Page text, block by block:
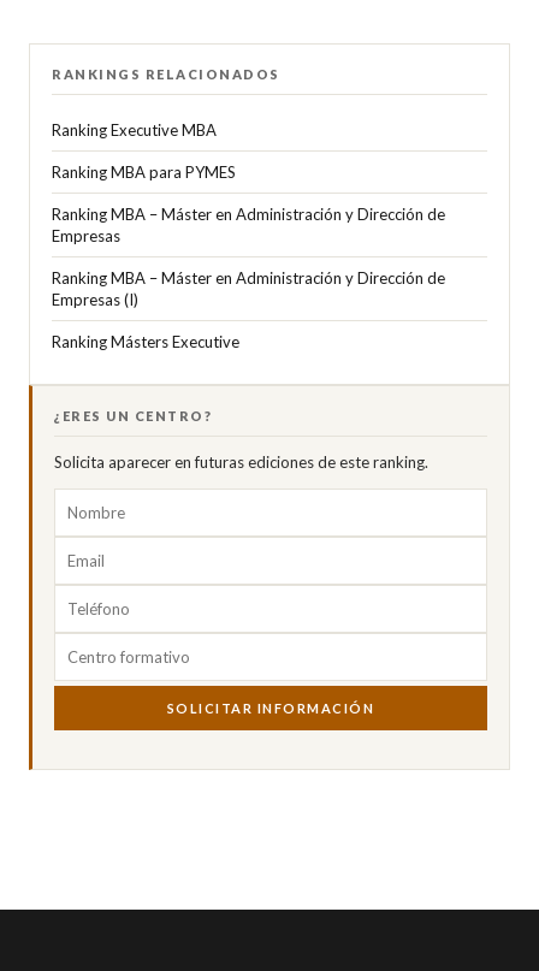
RANKINGS RELACIONADOS
Ranking Executive MBA
Ranking MBA para PYMES
Ranking MBA – Máster en Administración y Dirección de
Empresas
Ranking MBA – Máster en Administración y Dirección de
Empresas (I)
Ranking Másters Executive
¿ERES UN CENTRO?
Solicita aparecer en futuras ediciones de este ranking.
SOLICITAR INFORMACIÓN